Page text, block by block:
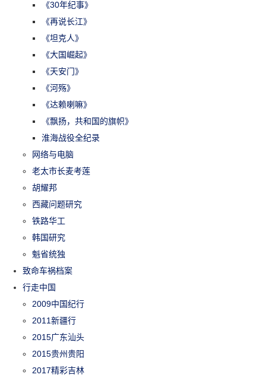
《30年纪事》
《再说长江》
《坦克人》
《大国崛起》
《天安门》
《河殇》
《达赖喇嘛》
《飘扬，共和国的旗帜》
淮海战役全纪录
网络与电脑
老太市长麦考莲
胡耀邦
西藏问题研究
铁路华工
韩国研究
魁省统独
致命车祸档案
行走中国
2009中国纪行
2011新疆行
2015广东汕头
2015贵州贵阳
2017精彩吉林